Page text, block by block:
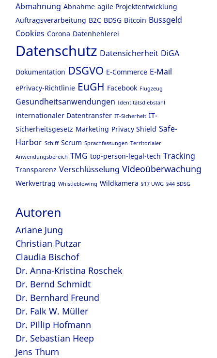
Abmahnung Abnahme agile Projektentwicklung
Auftragsverarbeitung B2C BDSG Bitcoin Bussgeld
Cookies Corona Datenhehlerei
Datenschutz Datensicherheit DiGA
Dokumentation DSGVO E-Commerce E-Mail
ePrivacy-Richtlinie EuGH Facebook Flugzeug
Gesundheitsanwendungen Identitätsdiebstahl
internationaler Datentransfer IT-Sicherheit IT-
Sicherheitsgesetz Marketing Privacy Shield Safe-
Harbor Schiff Scrum Sprachfassungen Territorialer
Anwendungsbereich TMG top-person-legal-tech Tracking
Transparenz Verschlüsselung Videoüberwachung
Werkvertrag Whistleblowing Wildkamera §17 UWG §44 BDSG
Autoren
Ariane Jung
Christian Putzar
Claudia Bischof
Dr. Anna-Kristina Roschek
Dr. Bernd Schmidt
Dr. Bernhard Freund
Dr. Falk W. Müller
Dr. Pillip Hofmann
Dr. Sebastian Heep
Jens Thurn